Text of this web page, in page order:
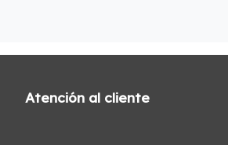
Atención al cliente